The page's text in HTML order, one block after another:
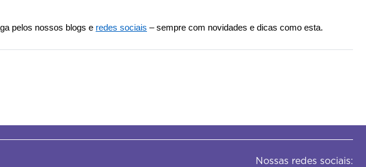
pelos nossos blogs e redes sociais – sempre com novidades e dicas como esta.
Nossas redes sociais: